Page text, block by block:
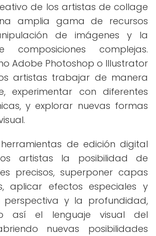
de los artistas de collage
amplia gama de recursos
de imágenes y la
composiciones complejas.
Adobe Photoshop o Illustrator
artistas trabajar de manera
experimentar con diferentes
y explorar nuevas formas
de edición digital
artistas la posibilidad de
precisos, superponer capas
aplicar efectos especiales y
y la profundidad,
así el lenguaje visual del
nuevas posibilidades